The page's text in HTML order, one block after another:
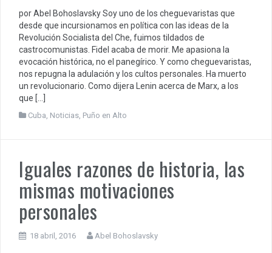
por Abel Bohoslavsky Soy uno de los cheguevaristas que
desde que incursionamos en política con las ideas de la
Revolución Socialista del Che, fuimos tildados de
castrocomunistas. Fidel acaba de morir. Me apasiona la
evocación histórica, no el panegírico. Y como cheguevaristas,
nos repugna la adulación y los cultos personales. Ha muerto
un revolucionario. Como dijera Lenin acerca de Marx, a los
que […]
Cuba, Noticias, Puño en Alto
Iguales razones de historia, las
mismas motivaciones
personales
18 abril, 2016 Abel Bohoslavsky